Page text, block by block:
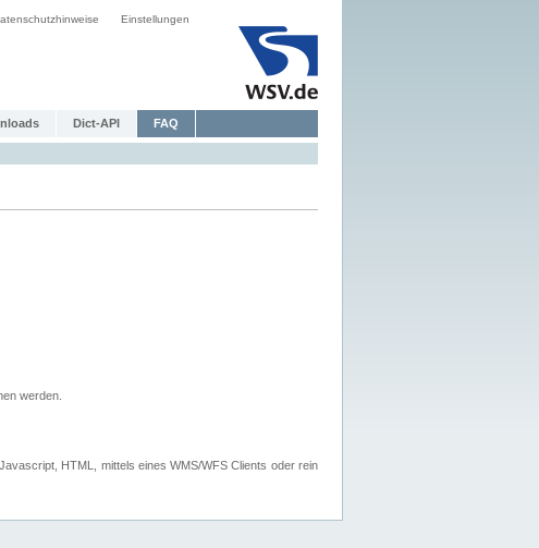
Einstellungen
Dict-API FAQ
werden.
HTML, mittels eines WMS/WFS Clients oder rein